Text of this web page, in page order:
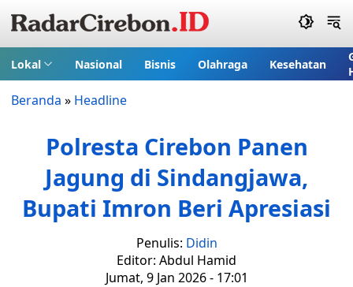
Lokal Nasional Bisnis Olahraga Kesehatan
Beranda » Headline
Polresta Cirebon Panen
Jagung di Sindangjawa,
Bupati Imron Beri Apresiasi
Penulis: Didin
Editor: Abdul Hamid
Jumat, 9 Jan 2026 - 17:01